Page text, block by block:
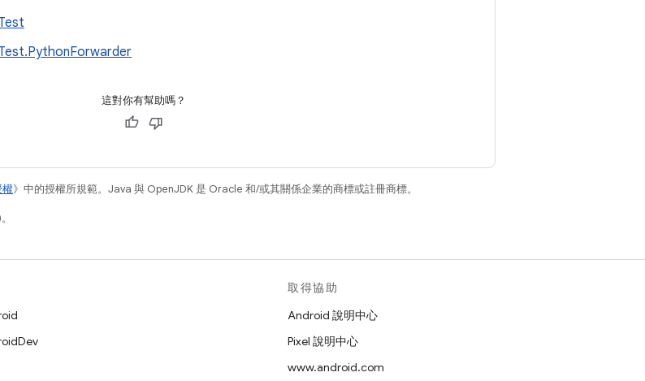
這對你有幫助嗎？
權》中的授權所規範。Java 與 OpenJDK 是 Oracle 和/或其關係企業的商標或註冊商標。
取得協助
Android 說明中心
Pixel 說明中心
www.android.com